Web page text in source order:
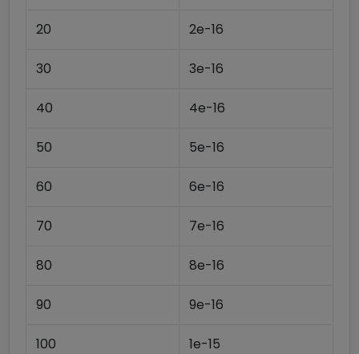
20 2e-16
30 3e-16
40 4e-16
50 5e-16
60 6e-16
70 7e-16
80 8e-16
90 9e-16
100 1e-15